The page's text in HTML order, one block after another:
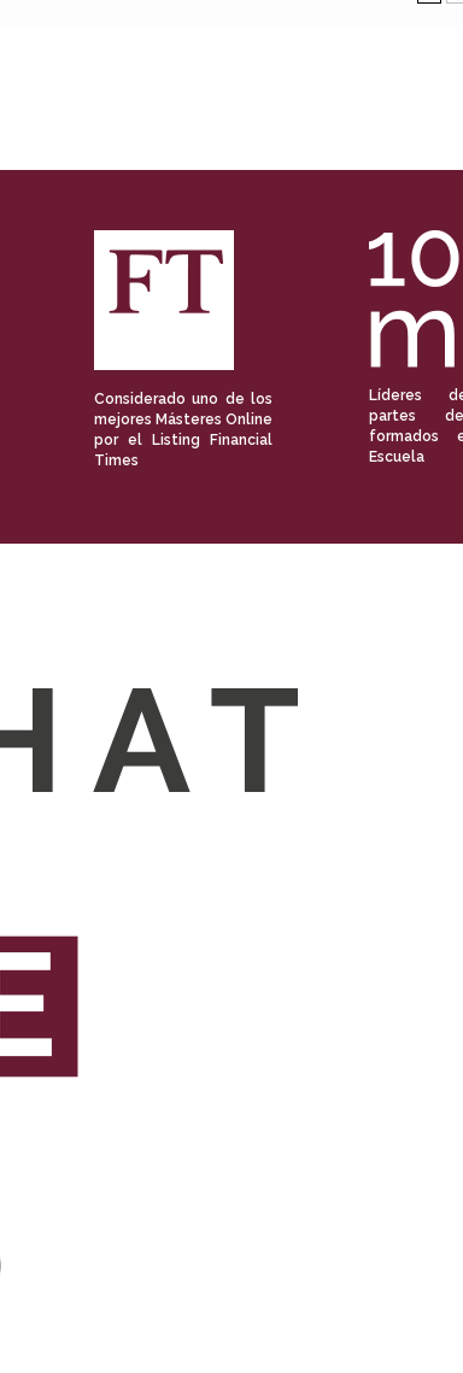
Considerado uno de los
mejores Másteres Online
por el Listing Financial
Times
Líderes
partes
formados
Escuela